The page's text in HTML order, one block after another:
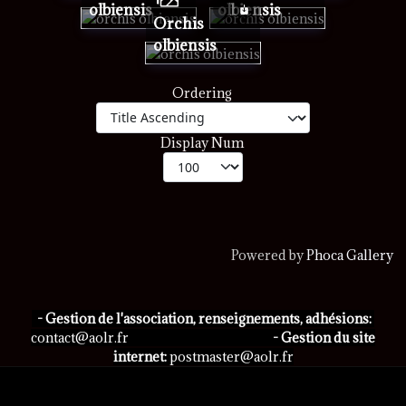
olbiensis
olbiensis
orchis
olbiensis
Ordering
Display Num
Powered byPhoca Gallery
- Gestion de l'association, renseignements, adhésions:
contact@aolr.fr
- Gestion du site
internet:postmaster@aolr.fr